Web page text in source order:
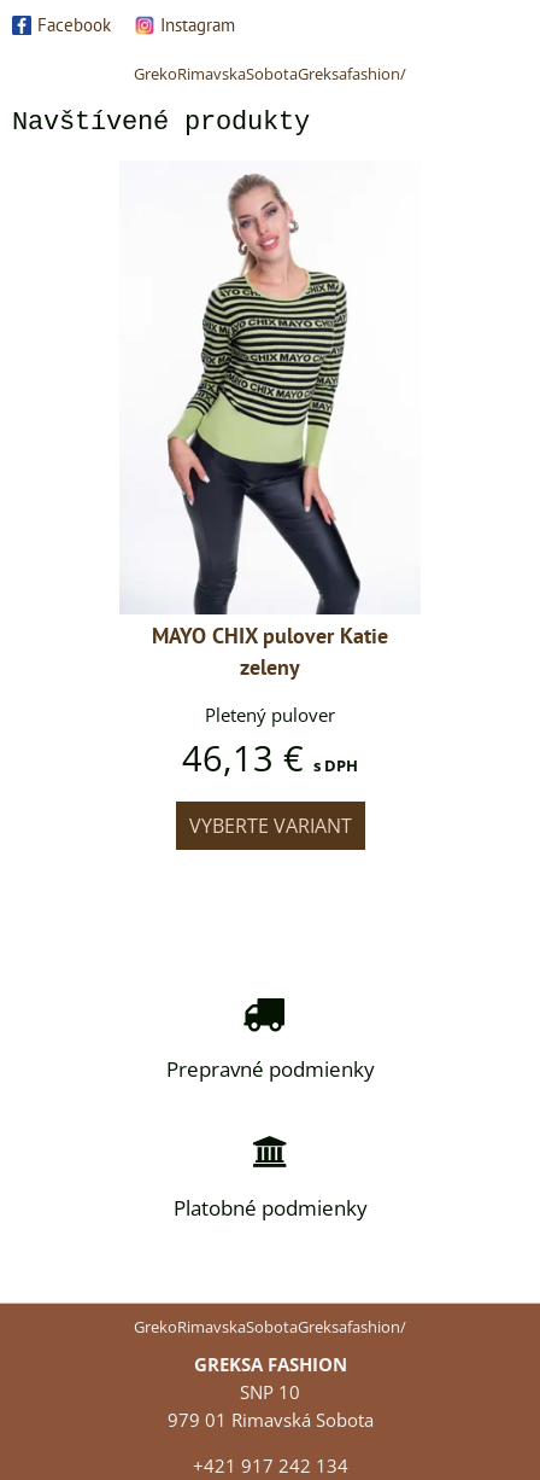
Facebook Instagram
GrekoRimavskaSobotaGreksafashion/
Navštívené produkty
MAYO CHIX pulover Katie
zeleny
Pletený pulover
46,13 € s DPH
VYBERTE VARIANT
Prepravné podmienky
Platobné podmienky
GrekoRimavskaSobotaGreksafashion/
GREKSA FASHION
SNP 10
979 01 Rimavská Sobota
+421 917 242 134